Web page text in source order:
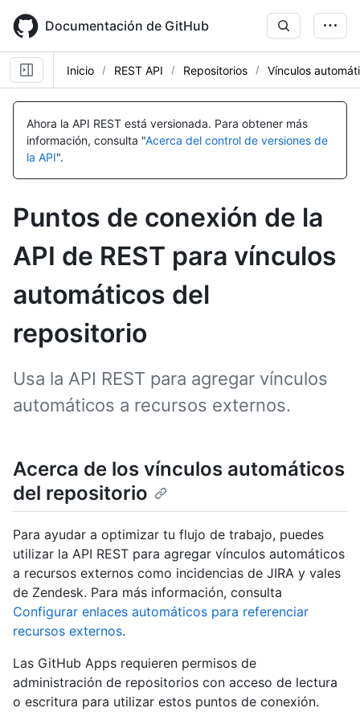
main
content
Documentación de GitHub
Inicio REST API Repositorios Vínculos
Ahora la API REST está versionada. Para obtener más
información, consulta "Acerca del control de versiones de
la API".
Puntos de conexión de la
API de REST para vínculos
automáticos del
repositorio
Usa la API REST para agregar vínculos
automáticos a recursos externos.
Acerca de los vínculos automáticos
del repositorio
Para ayudar a optimizar tu flujo de trabajo, puedes
utilizar la API REST para agregar vínculos automáticos
a recursos externos como incidencias de JIRA y vales
de Zendesk. Para más información, consulta
Configurar enlaces automáticos para referenciar
recursos externos.
Las GitHub Apps requieren permisos de
administración de repositorios con acceso de lectura
o escritura para utilizar estos puntos de conexión.
Nombre,
Tipo,
Descripción
Nombre,
Tipo,
Descripción
Nombre,
Tipo,
Descripción
Nombre,
Tipo,
Descripción
Nombre,
Tipo,
Descripción
Nombre,
Tipo,
Descripción
Nombre,
Tipo,
Descripción
Nombre,
Tipo,
Descripción
Nombre,
Tipo,
Descripción